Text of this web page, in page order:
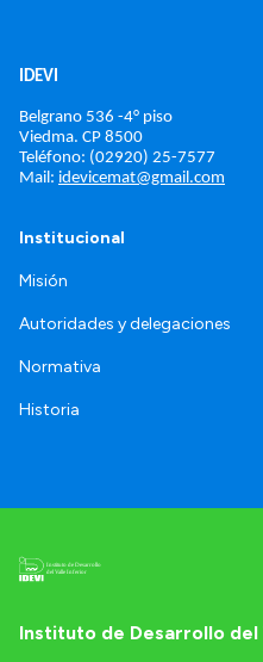
IDEVI
Belgrano 536 -4° piso
Viedma. CP 8500
Teléfono: (02920) 25-7577
Mail: idevicemat@gmail.com
Institucional
Misión
Autoridades y delegaciones
Normativa
Historia
Instituto de Desarrollo del